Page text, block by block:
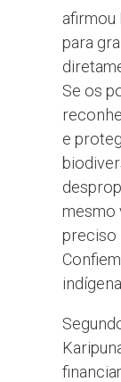
afirmou
para
Se os
e
mesmo
preciso